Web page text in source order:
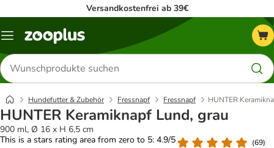
Versandkostenfrei ab 39€
Menü
Produkte
suchen
Hundefutter & Zubehör Fressnapf Fressnapf HUNTER
HUNTER Keramiknapf Lund, grau
900 ml, Ø 16 x H 6,5 cm
This is a stars rating area from zero to 5: 4.9/5
(69)